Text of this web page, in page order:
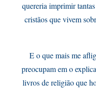
quereria imprimir
cristãos que vivem
E o que mais me
preocupam em o
livros de religião que